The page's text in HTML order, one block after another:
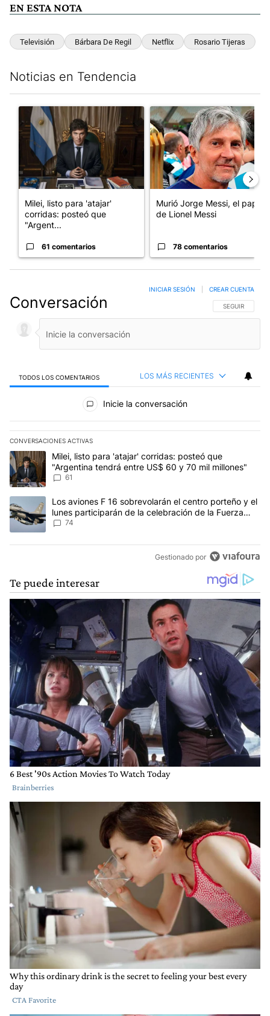
EN ESTA NOTA
Televisión Bárbara De Regil Netflix Rosario Tijeras
Noticias en Tendencia
Un artículo de tendencia con el título "Milei, listo para 'atajar'
Milei, listo para 'atajar'
corridas: posteó que
"Argent...
61 comentarios
Un artículo de tendencia con
Murió Jorge Messi, el papá
de Lionel Messi
78 comentarios
Conversación SIGA ESTA
SEGUIR
INICIAR SESIÓN CREAR CUENTA
TODOS LOS COMENTARIOS LOS MÁS RECIENTES
Todos los comentarios
Inicie la conversación
CONVERSACIONES ACTIVAS
Este listado muestra los artículos con más comentarios en los
Un artículo de tendencia con el título "Milei, listo para 'atajar'
Milei, listo para 'atajar' corridas: posteó que
"Argentina tendrá entre US$ 60 y 70 mil millones"
61
Un artículo de tendencia con el título "Los aviones F 16
Los aviones F 16 sobrevolarán el centro porteño y el
lunes participarán de la celebración de la Fuerza
Aérea
74
Gestionado por